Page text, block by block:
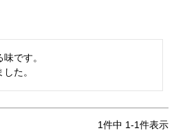
です。
た。
1件中 1-1件表示